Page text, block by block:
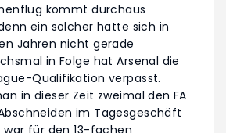
kommt durchaus
ein solcher hatte sich in
Jahren nicht gerade
in Folge hat Arsenal die
Qualifikation verpasst.
in dieser Zeit zweimal den FA
im Tagesgeschäft
war für den 13-fachen